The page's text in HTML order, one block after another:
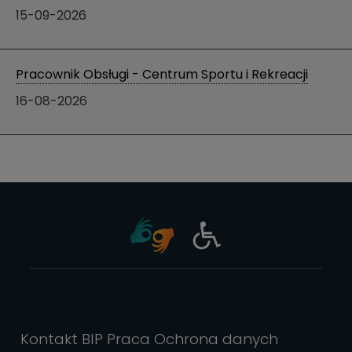
15-09-2026
Pracownik Obsługi - Centrum Sportu i Rekreacji
16-08-2026
Kontakt BIP Praca Ochrona danych